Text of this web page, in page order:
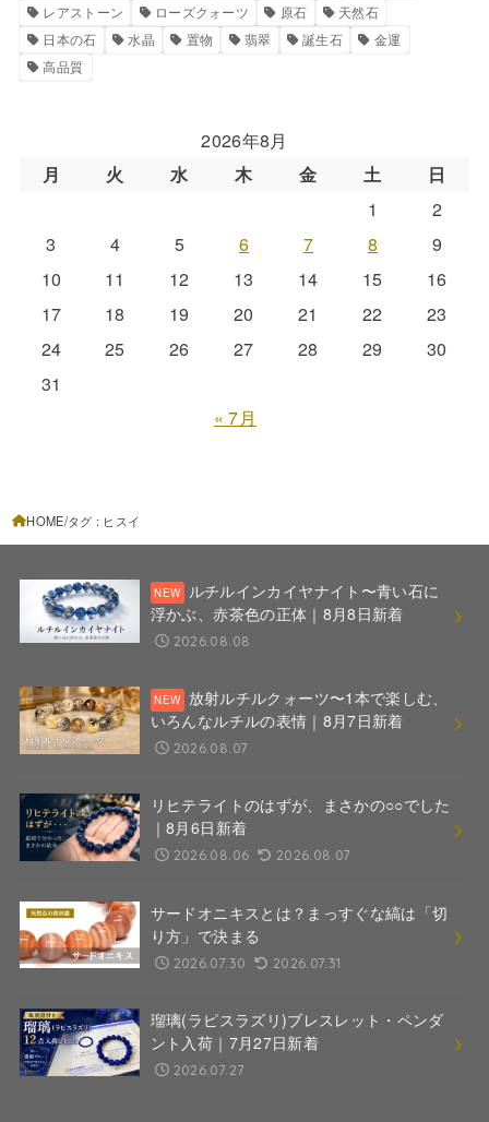
レアストーン
ローズクォーツ 原石
天然石
日本の石
水晶 置物 翡翠 誕生石
金運
高品質
2026年8月
月
火 水 木 金 土
日
1
2
3
4 5 6 7 8
9
10
11 12 13 14 15
16
17
18 19 20 21 22
23
24
25 26 27 28 29
30
31
« 7月
HOME タグ : ヒスイ
ルチルインカイヤナイト〜青い石に
浮かぶ、赤茶色の正体｜8月8日新着
2026.08.08
放射ルチルクォーツ〜1本で楽しむ、
いろんなルチルの表情｜8月7日新着
2026.08.07
リヒテライトのはずが、まさかの○○でした
｜8月6日新着
2026.08.06 2026.08.07
サードオニキスとは？まっすぐな縞は「切
り方」で決まる
2026.07.30 2026.07.31
瑠璃(ラピスラズリ)ブレスレット・ペンダ
ント入荷｜7月27日新着
2026.07.27